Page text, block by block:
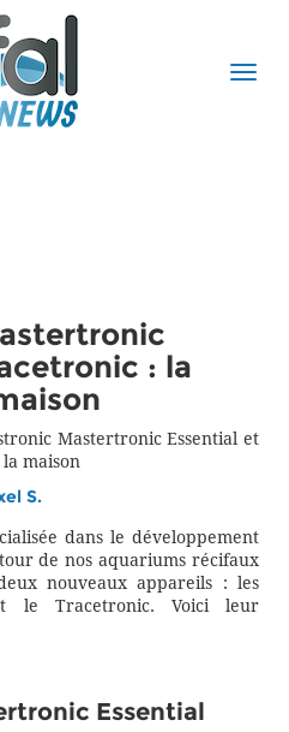
: la
Mastertronic Essential et
maison
S.
dans le développement
de nos aquariums récifaux
nouveaux appareils : les
le Tracetronic. Voici leur
Essential